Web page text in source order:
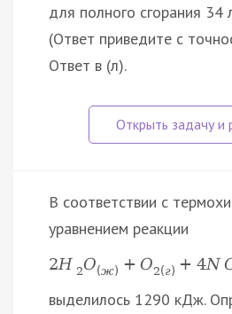
для полного сгорания 34
(Ответ приведите с
Ответ в (л).
В соответствии с
уравнением реакции
2H 2O(ж) + O2(г) + 4N
выделилось 1290 кДж.